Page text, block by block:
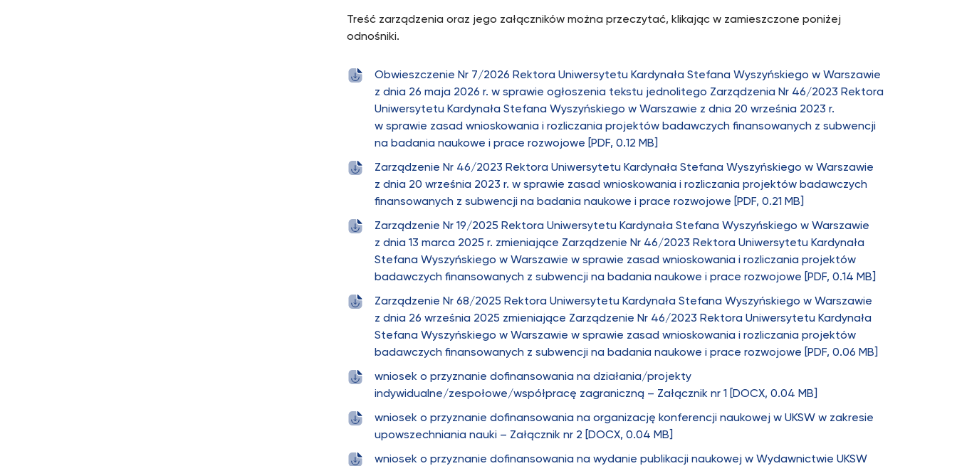
Treść zarządzenia oraz jego załączników można przeczytać, klikając w zamieszczone poniżej
odnośniki.
Obwieszczenie Nr 7/2026 Rektora Uniwersytetu Kardynała Stefana Wyszyńskiego w Warszawie
z dnia 26 maja 2026 r. w sprawie ogłoszenia tekstu jednolitego Zarządzenia Nr 46/2023 Rektora
Uniwersytetu Kardynała Stefana Wyszyńskiego w Warszawie z dnia 20 września 2023 r.
w sprawie zasad wnioskowania i rozliczania projektów badawczych finansowanych z subwencji
na badania naukowe i prace rozwojowe [PDF, 0.12 MB]
Zarządzenie Nr 46/2023 Rektora Uniwersytetu Kardynała Stefana Wyszyńskiego w Warszawie
z dnia 20 września 2023 r. w sprawie zasad wnioskowania i rozliczania projektów badawczych
finansowanych z subwencji na badania naukowe i prace rozwojowe [PDF, 0.21 MB]
Zarządzenie Nr 19/2025 Rektora Uniwersytetu Kardynała Stefana Wyszyńskiego w Warszawie
z dnia 13 marca 2025 r. zmieniające Zarządzenie Nr 46/2023 Rektora Uniwersytetu Kardynała
Stefana Wyszyńskiego w Warszawie w sprawie zasad wnioskowania i rozliczania projektów
badawczych finansowanych z subwencji na badania naukowe i prace rozwojowe [PDF, 0.14 MB]
Zarządzenie Nr 68/2025 Rektora Uniwersytetu Kardynała Stefana Wyszyńskiego w Warszawie
z dnia 26 września 2025 zmieniające Zarządzenie Nr 46/2023 Rektora Uniwersytetu Kardynała
Stefana Wyszyńskiego w Warszawie w sprawie zasad wnioskowania i rozliczania projektów
badawczych finansowanych z subwencji na badania naukowe i prace rozwojowe [PDF, 0.06 MB]
wniosek o przyznanie dofinansowania na działania/projekty
indywidualne/zespołowe/współpracę zagraniczną – Załącznik nr 1 [DOCX, 0.04 MB]
wniosek o przyznanie dofinansowania na organizację konferencji naukowej w UKSW w zakresie
upowszechniania nauki – Załącznik nr 2 [DOCX, 0.04 MB]
wniosek o przyznanie dofinansowania na wydanie publikacji naukowej w Wydawnictwie UKSW